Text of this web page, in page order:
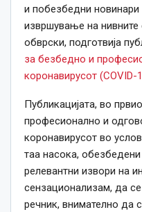
и побезбедни
извршување на нивните
обврски, подготвија
за безбедно и
коронавирусот (COVID-
Публикацијата, во
професионално и
коронавирусот во
таа насока,
релевантни извори на
сензационализам, да
речник, внимателно да